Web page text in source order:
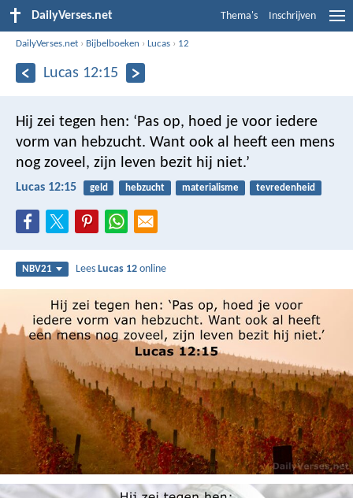
DailyVerses.net Thema's Inschrijven
DailyVerses.net › Bijbelboeken ›Lucas › 12
Lucas 12:15
Hij zei tegen hen: ‘Pas op, hoed je voor iedere
vorm van hebzucht. Want ook al heeft een mens
nog zoveel, zijn leven bezit hij niet.’
Lucas 12:15 geld hebzucht materialisme tevredenheid
NBV21 LeesLucas 12 online